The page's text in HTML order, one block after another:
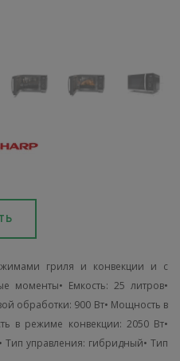
гриля и конвекции и с
моменты• Емкость: 25 литров•
обработки: 900 Вт• Мощность в
в режиме конвекции: 2050 Вт•
управления: гибридный• Тип